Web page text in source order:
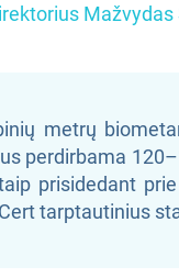
Mažvydas
metrų
perdirbama
prisidedant
tarptautinius